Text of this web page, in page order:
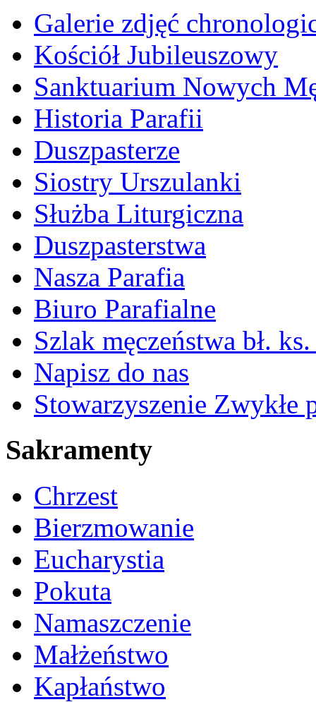
Galerie zdjęć
Kościół Jubileuszowy
Sanktuarium Nowych
Historia Parafii
Duszpasterze
Siostry Urszulanki
Służba Liturgiczna
Duszpasterstwa
Nasza Parafia
Biuro Parafialne
Szlak męczeństwa bł.
Napisz do nas
Stowarzyszenie Zwykłe
Sakramenty
Chrzest
Bierzmowanie
Eucharystia
Pokuta
Namaszczenie
Małżeństwo
Kapłaństwo